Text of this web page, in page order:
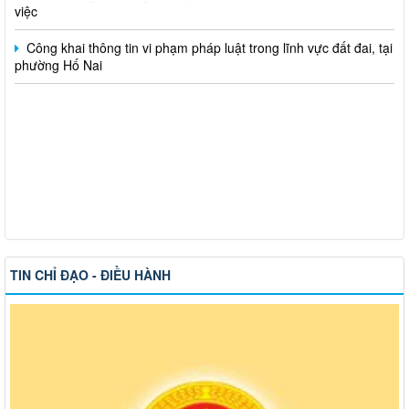
Công khai thông tin vi phạm pháp luật trong lĩnh vực đất đai, tại
phường Hố Nai
TIN CHỈ ĐẠO - ĐIỀU HÀNH